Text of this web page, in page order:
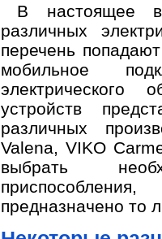
В настоящее
различных
перечень
мобильное
электрического
устройств
различных
Valena, VIKO
выбрать
предназначено то